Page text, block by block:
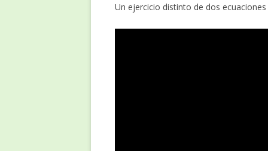
Un ejercicio distinto de dos ecuaciones